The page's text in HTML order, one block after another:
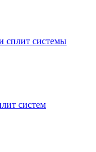
сплит системы
систем